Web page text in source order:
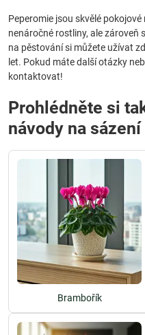
Peperomie jsou skvělé
nenáročné rostliny, ale zároveň
na pěstování si můžete užívat
let. Pokud máte další otázky
kontaktovat!
Prohlédněte si
návody na
Brambořík